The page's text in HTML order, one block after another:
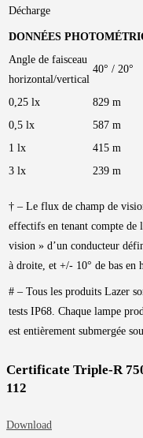
Décharge
DONNÉES
Angle de faisceau
horizontal/vertical
40° / 20°
0,25 lx 829 m
0,5 lx
587 m
1 lx
415 m
3 lx
239 m
† – Le flux de champ de
effectifs en tenant compte de
vision » d’un conducteur
à droite, et +/- 10° de bas en
# – Tous les produits Lazer
tests IP68. Chaque lampe
est entièrement submergée
Certificate Triple-R
112
Download